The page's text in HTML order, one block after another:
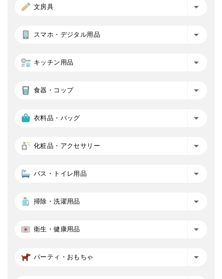
文房具
スマホ・デジタル用品
キッチン用品
食器・コップ
衣料品・バッグ
化粧品・アクセサリー
バス・トイレ用品
掃除・洗濯用品
衛生・健康用品
パーティ・おもちゃ